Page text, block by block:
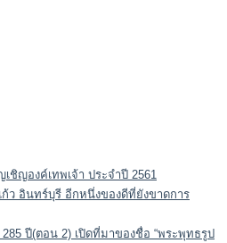
ชิญองค์เทพเจ้า ประจำปี 2561
ก้ว อินทร์บุรี อีกหนึ่งของดีที่ยังขาดการ
ปี(ตอน 2) เปิดที่มาของชื่อ “พระพุทธรูป